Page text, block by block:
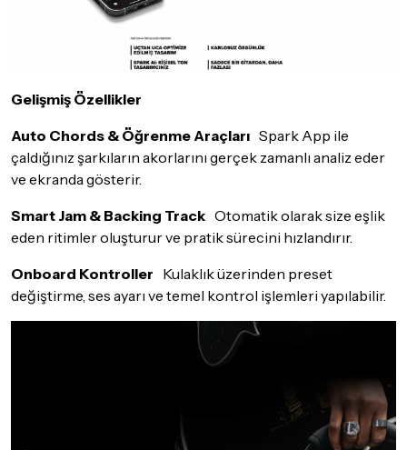
Gelişmiş Özellikler
Auto Chords & Öğrenme Araçları Spark App ile
çaldığınız şarkıların akorlarını gerçek zamanlı analiz eder
ve ekranda gösterir.
Smart Jam & Backing Track Otomatik olarak size eşlik
eden ritimler oluşturur ve pratik sürecini hızlandırır.
Onboard Kontroller Kulaklık üzerinden preset
değiştirme, ses ayarı ve temel kontrol işlemleri yapılabilir.